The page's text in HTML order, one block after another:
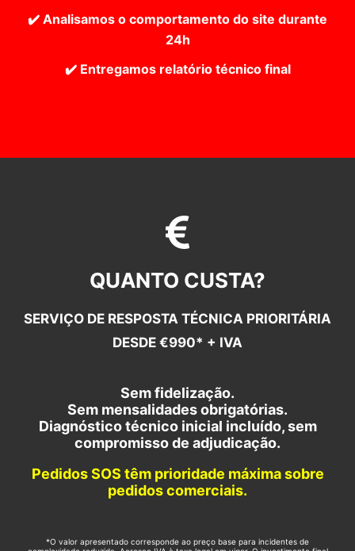
✔️ Analisamos o comportamento do site durante
24h
✔️ Entregamos relatório técnico final
QUANTO CUSTA?
SERVIÇO DE RESPOSTA TÉCNICA PRIORITÁRIA
DESDE €990* + IVA
Sem fidelização.
Sem mensalidades obrigatórias.
Diagnóstico técnico inicial incluído, sem
compromisso de adjudicação.
Pedidos SOS têm prioridade máxima sobre
pedidos comerciais.
*O valor apresentado corresponde ao preço base para incidentes de